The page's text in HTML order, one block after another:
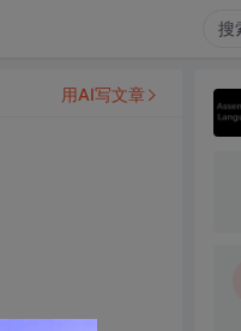
用AI写文章